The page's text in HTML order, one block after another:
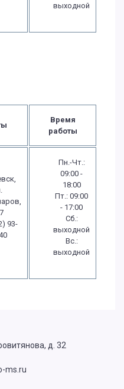
выходной
Время
работы
93-
Пн.-Чт.:
09:00 -
18:00
Пт.: 09:00
- 17:00
Сб.:
выходной
Вс.:
выходной
д. 32
ms.ru